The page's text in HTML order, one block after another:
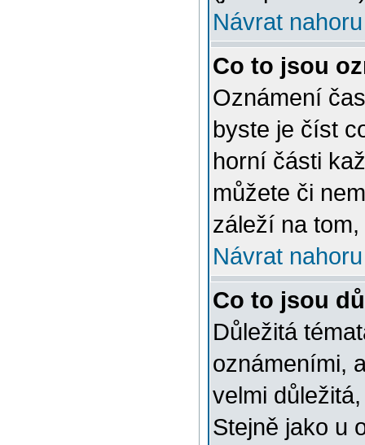
Návrat nahoru
Co to jsou
Oznámení
byste je číst
horní části
můžete či
záleží na
Návrat nahoru
Co to jsou
Důležitá
oznámeními,
velmi
Stejně jako u